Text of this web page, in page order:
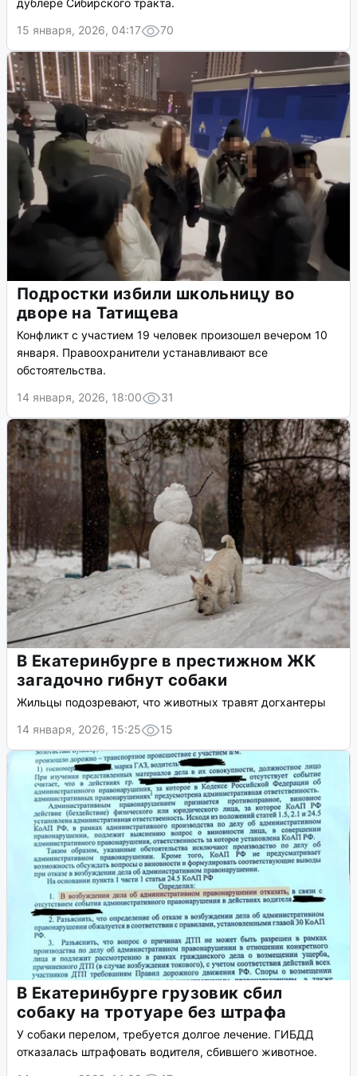
дублере Сибирского тракта.
15 января, 2026, 04:17
70
Подростки избили школьницу во
дворе на Татищева
Конфликт с участием 19 человек произошел вечером 10
января. Правоохранители устанавливают все
обстоятельства.
14 января, 2026, 18:00
31
В Екатеринбурге в престижном ЖК
загадочно гибнут собаки
Жильцы подозревают, что животных травят догхантеры
14 января, 2026, 15:25
15
В Екатеринбурге грузовик сбил
собаку на тротуаре без штрафа
У собаки перелом, требуется долгое лечение. ГИБДД
отказалась штрафовать водителя, сбившего животное.